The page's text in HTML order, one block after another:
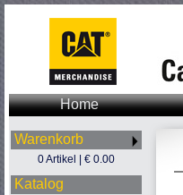
Home
Warenkorb
0 Artikel | € 0.00
Katalog